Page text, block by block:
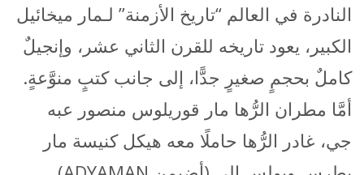
النادرة في العالم “تاريخ الأزمنة” لـمار ميخائيل
الكبير، يعود تاريخه للقرن الثاني عشر، وإنجيلٌ
كاملٌ بحجمٍ صغيرٍ جدًّا، إلى جانب كتبٍ منوَّعةٍ.
أمَّا مطران الرُّها مار قوريلوس منصور عبه
جي، غادر الرُّها حاملًا معه هيكل كنيسة مار